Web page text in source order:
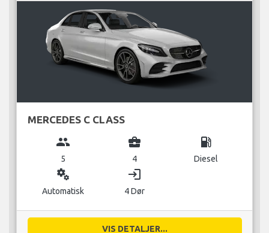
MERCEDES C CLASS
group
5
business_center
4
local_gas_station
Diesel
miscellaneous_services
Automatisk
login
4 Dør
VIS DETALJER...